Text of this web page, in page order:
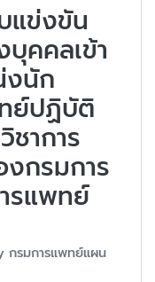
แข่งขัน
คคลเข้า
งนัก
ย์ปฏิบัติ
ชาการ
กรมการ
รแพทย์
กรมการแพทย์แผน